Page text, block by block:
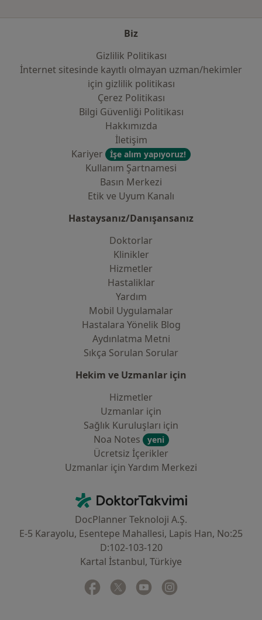
Biz
Gizlilik Politikası
İnternet sitesinde kayıtlı olmayan uzman/hekimler
i̇çin gizlilik politikası
Çerez Politikası
Bilgi Güvenliği Politikası
Hakkımızda
İletişim
Kariyer
İşe alım yapıyoruz!
Kullanım Şartnamesi
Basın Merkezi
Etik ve Uyum Kanalı
Hastaysanız/Danışansanız
Doktorlar
Klinikler
Hizmetler
Hastaliklar
Yardım
Mobil Uygulamalar
Hastalara Yönelik Blog
Aydınlatma Metni
Sıkça Sorulan Sorular
Hekim ve Uzmanlar için
Hizmetler
Uzmanlar için
Sağlık Kuruluşları için
Noa Notes
yeni
Ücretsiz İçerikler
Uzmanlar için Yardım Merkezi
DoktorTakvimi - Ana Sayfa
DocPlanner Teknoloji A.Ş.
E-5 Karayolu, Esentepe Mahallesi, Lapis Han, No:25
D:102-103-120
Kartal İstanbul, Türkiye
Facebook
yeni bir sekmede açılır
Twitter
yeni bir sekmede açılır
Youtube
yeni bir sekmede açılır